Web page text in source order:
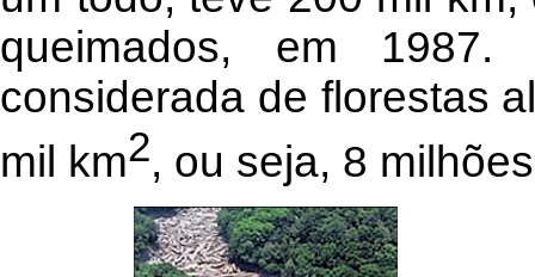
queimados, em
considerada de florestas
mil km2, ou seja, 8